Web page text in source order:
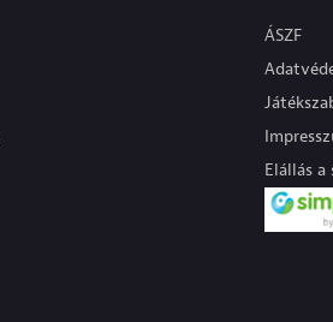
ÁSZF
Elállás a